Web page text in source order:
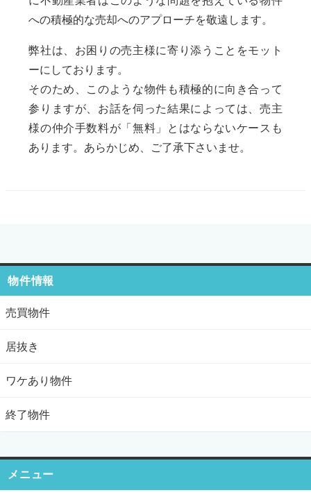
への積極的な売却へのアプローチを敬遠します。
弊社は、お困りの売主様に寄り添うことをモット
ーにしております。
そのため、このような物件も積極的に向き合って
参りますが、お話を伺った結果によっては、売主
様の仲介手数料が「無料」とはならないケースも
あります。あらかじめ、ご了承下さいませ。
物件情報
売買物件
居抜き
ワケあり物件
終了物件
メニュー